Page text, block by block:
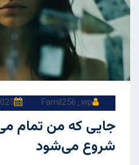
Famil256_wp
جایی که من تمام
شروع می‌شود